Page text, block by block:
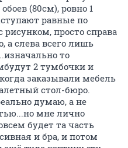
(80см), ровно 1
равные по
просто справа
а слева всего лишь
то
2 тумбочки и
заказывали мебель
стол-бюро.
думаю, а не
мне лично
будет та часть
и бра, и потом